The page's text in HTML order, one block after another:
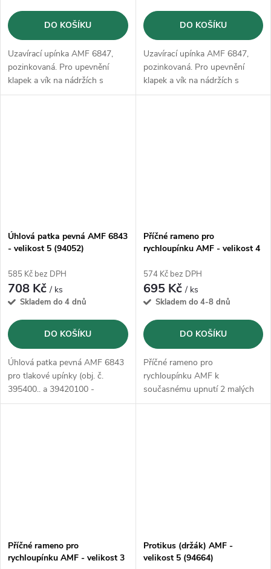
DO KOŠÍKU
Uzavírací upínka AMF 6847,
pozinkovaná. Pro upevnění
klapek a vík na nádržích s
přídržníkem (obj. č. 394500..).
DO KOŠÍKU
Uzavírací upínka AMF 6847,
pozinkovaná. Pro upevnění
klapek a vík na nádržích s
přídržníkem (obj. č. 394500..).
Úhlová patka pevná AMF 6843
- velikost 5 (94052)
585 Kč bez DPH
708 Kč/ ks
Skladem do 4 dnů
DO KOŠÍKU
Úhlová patka pevná AMF 6843
pro tlakové upínky (obj. č.
395400.. a 39420100 -
39420155)
Příčné rameno pro
rychloupínku AMF - velikost 4
574 Kč bez DPH
695 Kč/ ks
Skladem do 4-8 dnů
DO KOŠÍKU
Příčné rameno pro
rychloupínku AMF k
současnému upnutí 2 malých
obrobků a k bezpečnému a
Příčné rameno pro
rychloupínku AMF - velikost 3
Protikus (držák) AMF -
velikost 5 (94664)